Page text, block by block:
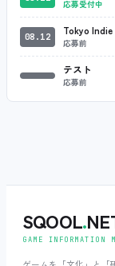
応募受付中
08.12 Tokyo Indie
応募前
テスト
応募前
SQOOL.
GAME